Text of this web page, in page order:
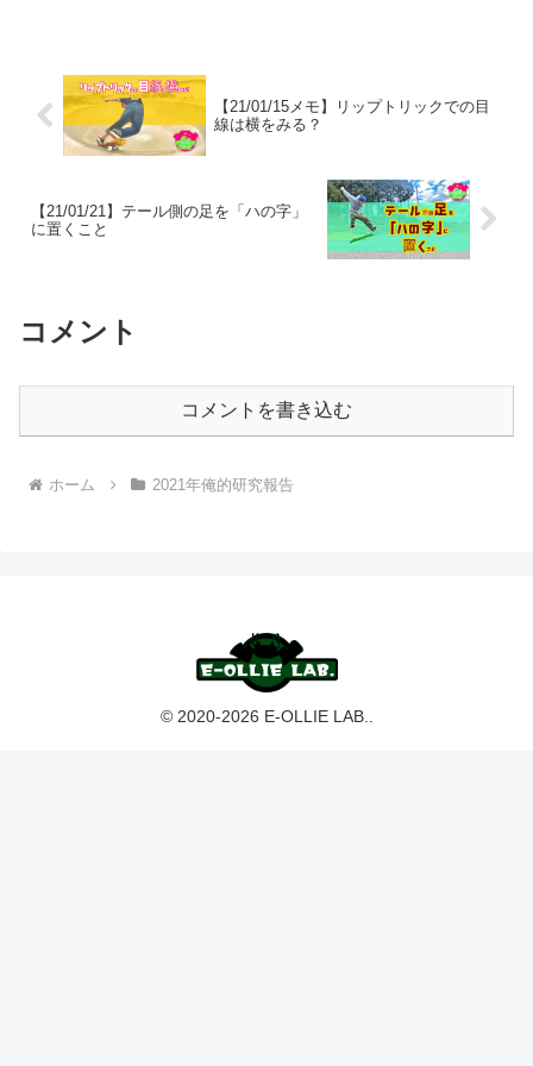
【21/01/15メモ】リップトリックでの目
線は横をみる？
【21/01/21】テール側の足を「ハの字」
に置くこと
コメント
コメントを書き込む
ホーム 2021年俺的研究報告
© 2020-2026 E-OLLIE LAB..